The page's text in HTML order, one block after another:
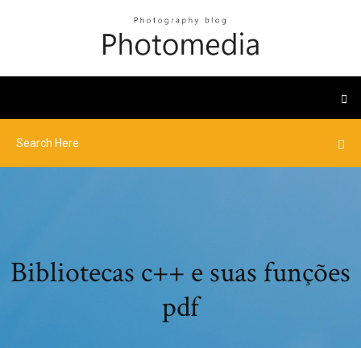
Bibliotecas c++ e suas funções
pdf